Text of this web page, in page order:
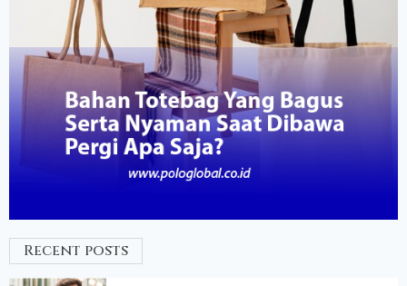
Recent posts